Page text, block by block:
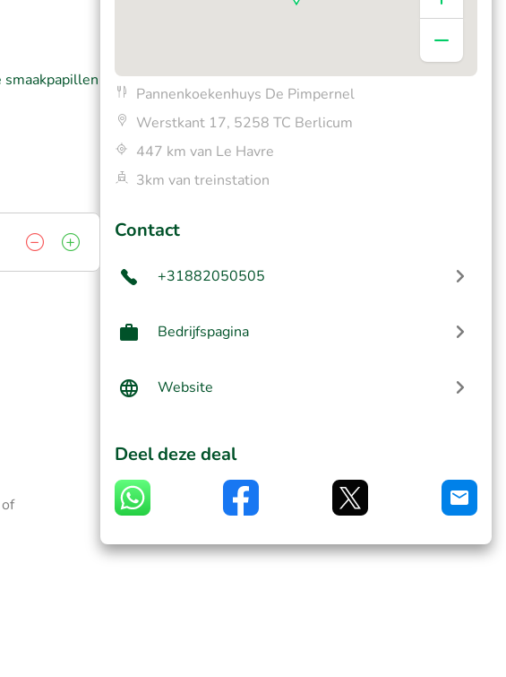
of
Pannenkoekenhuys De Pimpernel
Werstkant 17, 5258 TC Berlicum
447 km van Le Havre
3km van treinstation
Contact
+31882050505
Bedrijfspagina
Website
Deel deze deal